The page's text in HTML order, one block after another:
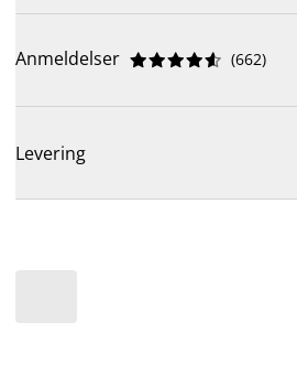
Anmeldelser 




 (662)
Levering